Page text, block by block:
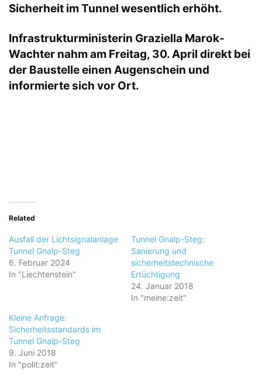
Sicherheit im Tunnel wesentlich erhöht.
Infrastrukturministerin Graziella Marok-
Wachter nahm am Freitag, 30. April direkt bei
der Baustelle einen Augenschein und
informierte sich vor Ort.
Related
Ausfall der Lichtsignalanlage
Tunnel Gnalp-Steg
6. Februar 2024
In "Liechtenstein"
Tunnel Gnalp-Steg:
Sanierung und
sicherheitstechnische
Ertüchtigung
24. Januar 2018
In "meine:zeit"
Kleine Anfrage:
Sicherheitsstandards im
Tunnel Gnalp-Steg
9. Juni 2018
In "polit:zeit"